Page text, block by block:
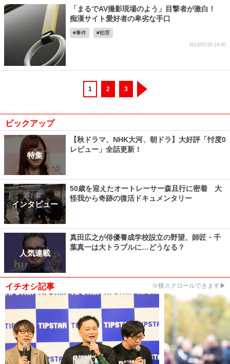
「まるでAV撮影現場のよう」目撃者が激白！
痴漢サイト愛好者の卑劣な手口
事件 犯罪
2013/07/29 18:00
1 2 3
ピックアップ
特集
【秋ドラマ、NHK大河、朝ドラ】大好評「忖度0
レビュー」全話更新！
インタビュー
50歳を迎えたオートレーサー森且行に密着 大
怪我から奇跡の復活ドキュメンタリー
人気連載
真田広之が俳優養成学校設立の野望、師匠・千
葉真一は大トラブルに…どうなる？
イチオシ記事 ※横スクロールできます▶